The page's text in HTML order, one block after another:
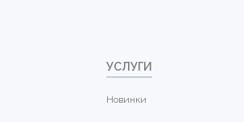
УСЛУГИ
Новинки